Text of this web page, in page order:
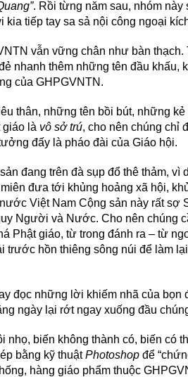
. Rồi từng năm sau, nhóm
kia tiếp tay sa sả nội công ngoại
vẫn vững chân như bàn
nhanh thêm những tên đầu khấu,
của GHPGVNTN.
thân, những tên bồi bút, những
giáo là vô sở trú, cho nên chúng chỉ
đấy là pháo đài của Giáo hội.
đang trên đà sụp đổ thê thảm, vì
đưa tới khủng hoảng xã hội,
Việt Nam Cộng sản này rất sợ
Người và Nước. Cho nên chúng
Phật giáo, từ trong đánh ra – từ
trước hồn thiêng sông núi để làm
đọc những lời khiếm nhã của
ngày lại rớt ngay xuống đầu
nhọ, biến không thành có, biến có
bằng kỹ thuậtPhotoshop để
hàng giáo phẩm thuộc